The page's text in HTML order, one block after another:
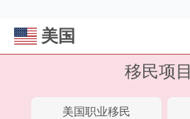
美国
移民项目
美国职业移民